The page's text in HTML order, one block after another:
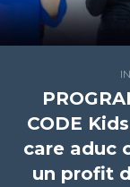
CODE
care aduc
un profit